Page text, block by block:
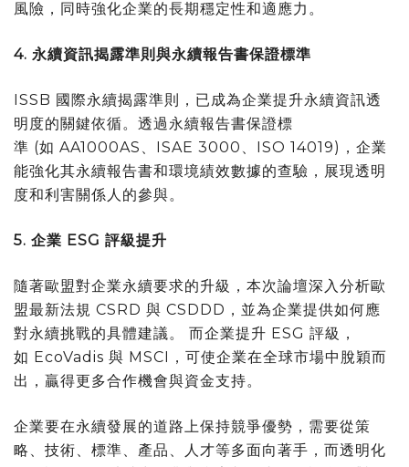
風險，同時強化企業的長期穩定性和適應力。
4. 永續資訊揭露準則與永續報告書保證標準
ISSB 國際永續揭露準則，已成為企業提升永續資訊透
明度的關鍵依循。透過永續報告書保證標
準 (如 AA1000AS、ISAE 3000、ISO 14019)，企業
能強化其永續報告書和環境績效數據的查驗，展現透明
度和利害關係人的參與。
5. 企業 ESG 評級提升
隨著歐盟對企業永續要求的升級，本次論壇深入分析歐
盟最新法規 CSRD 與 CSDDD，並為企業提供如何應
對永續挑戰的具體建議。 而企業提升 ESG 評級，
如 EcoVadis 與 MSCI，可使企業在全球市場中脫穎而
出，贏得更多合作機會與資金支持。
企業要在永續發展的道路上保持競爭優勢，需要從策
略、技術、標準、產品、人才等多面向著手，而透明化